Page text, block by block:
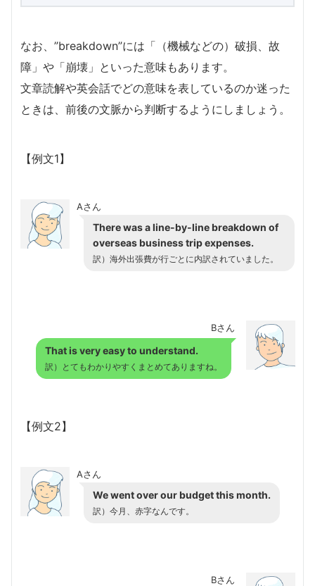
なお、”breakdown”には「（機械などの）破損、故
障」や「崩壊」といった意味もあります。
文章読解や英会話でどの意味を表しているのか迷った
ときは、前後の文脈から判断するようにしましょう。
【例文1】
Aさん
There was a line-by-line breakdown of
overseas business trip expenses.
訳）海外出張費が行ごとに内訳されていました。
Bさん
That is very easy to understand.
訳）とてもわかりやすくまとめてありますね。
【例文2】
Aさん
We went over our budget this month.
訳）今月、赤字なんです。
Bさん